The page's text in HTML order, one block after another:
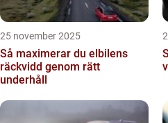
25 november 2025
Så maximerar du elbilens
räckvidd genom rätt
underhåll